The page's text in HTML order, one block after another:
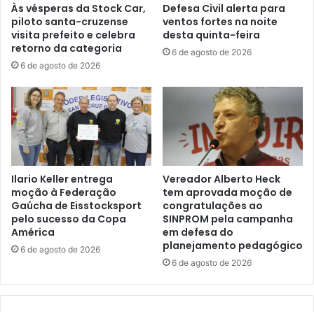
Às vésperas da Stock Car,
piloto santa-cruzense
visita prefeito e celebra
retorno da categoria
6 de agosto de 2026
Defesa Civil alerta para
ventos fortes na noite
desta quinta-feira
6 de agosto de 2026
Ilario Keller entrega
moção à Federação
Gaúcha de Eisstocksport
pelo sucesso da Copa
América
6 de agosto de 2026
Vereador Alberto Heck
tem aprovada moção de
congratulações ao
SINPROM pela campanha
em defesa do
planejamento pedagógico
6 de agosto de 2026